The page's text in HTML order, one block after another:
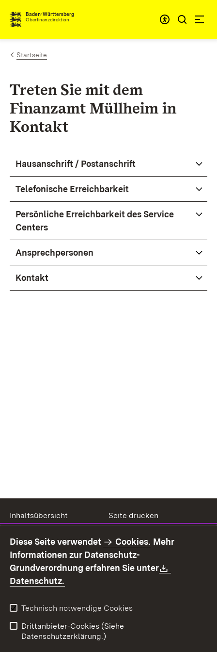
Zum Inhalt springen
Baden-Württemberg
Oberfinanzdirektion
Startseite
Treten Sie mit dem
Finanzamt Müllheim in
Kontakt
Hausanschrift / Postanschrift
Telefonische Erreichbarkeit
Persönliche Erreichbarkeit des Service
Centers
Ansprechpersonen
Kontakt
Inhaltsübersicht
Seite drucken
Benutzungshinweise
Erklärung zur
Barrierefreiheit
Kontakt
Fehlerhaften Link melden
Diese Seite verwendet Cookies. Mehr
Informationen zur Datenschutz-
Grundverordnung erfahren Sie unter
Datenschutz.
Technisch notwendige Cookies
Drittanbieter-Cookies (Siehe
Datenschutzerklärung.)